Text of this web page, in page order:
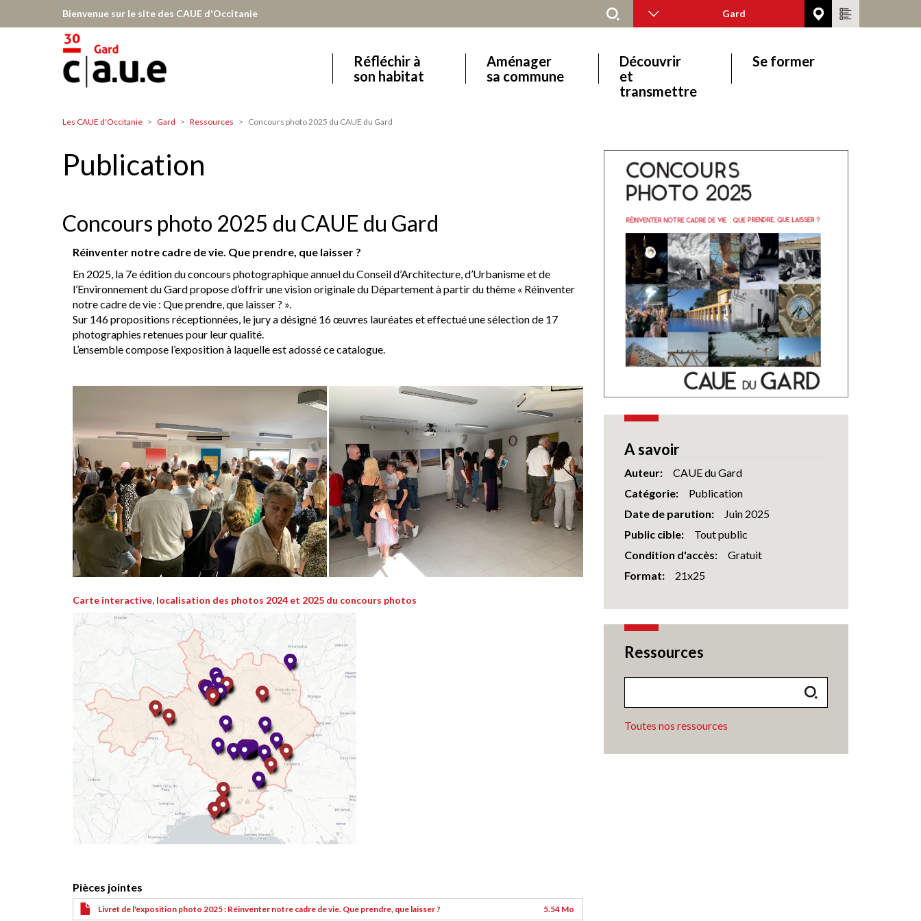
Bienvenue sur le site des CAUE d'Occitanie Gard
Gard
Main
Réfléchir à
son habitat
Aménager
sa commune
Découvrir
et
transmettre
Se former
Les CAUE d'Occitanie Gard Ressources Concours photo 2025 du CAUE du Gard
Publication
Concours photo 2025 du CAUE du Gard
Réinventer notre cadre de vie. Que prendre, que laisser ?
En 2025, la 7e édition du concours photographique annuel du Conseil d’Architecture, d’Urbanisme et de
l’Environnement du Gard propose d’offrir une vision originale du Département à partir du thème « Réinventer
notre cadre de vie : Que prendre, que laisser ? ».
Sur 146 propositions réceptionnées, le jury a désigné 16 œuvres lauréates et effectué une sélection de 17
photographies retenues pour leur qualité.
L’ensemble compose l’exposition à laquelle est adossé ce catalogue.
Carte interactive, localisation des photos 2024 et 2025 du concours photos
Pièces jointes
Livret de l'exposition photo 2025 : Réinventer notre cadre de vie. Que prendre, que laisser ? 5.54 Mo
A savoir
Auteur
CAUE du Gard
Catégorie
Publication
Date de parution
Juin 2025
Public cible
Tout public
Condition d'accès
Gratuit
Format
21x25
Ressources
Toutes nos ressources